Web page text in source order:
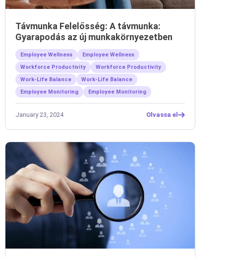
Távmunka Felelősség: A távmunka:
Gyarapodás az új munkakörnyezetben
Employee Wellness
Employee Wellness
Workforce Productivity
Workforce Productivity
Work-Life Balance
Work-Life Balance
Employee Monitoring
Employee Monitoring
January 23, 2024 Olvassa el